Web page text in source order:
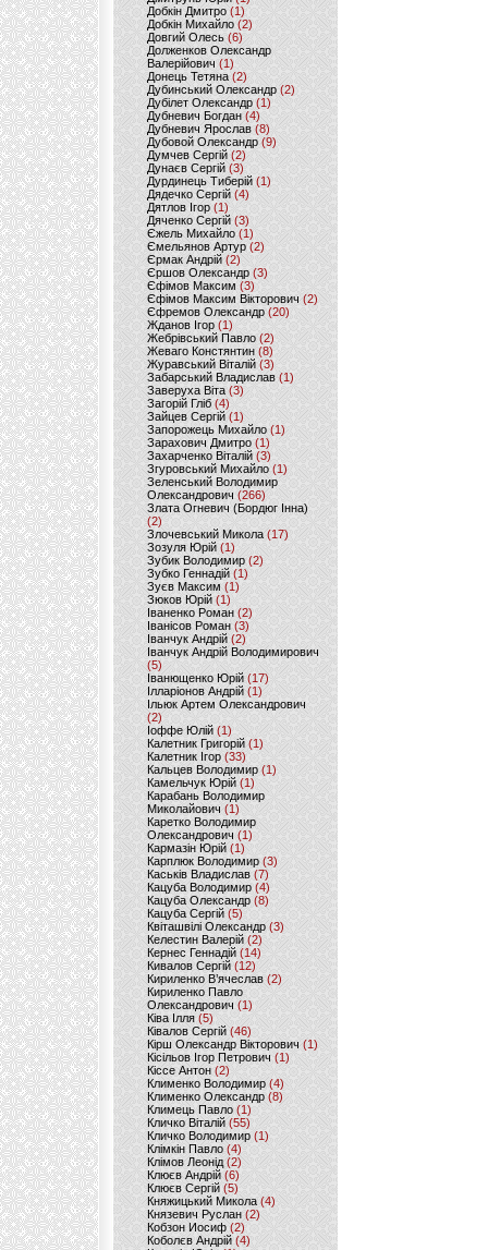
Добкін Дмитро(1)
Добкін Михайло (2)
Довгий Олесь (6)
Долженков Олександр
Валерійович (1)
Донець Тетяна (2)
Дубинський Олександр(2)
Дубілет Олександр (1)
Дубневич Богдан (4)
Дубневич Ярослав (8)
Дубовой Олександр(9)
Думчев Сергій (2)
Дунаєв Сергій(3)
Дурдинець Тиберій (1)
Дядечко Сергій (4)
Дятлов Ігор (1)
Дяченко Сергій (3)
Єжель Михайло (1)
Ємельянов Артур (2)
Єрмак Андрій (2)
Єршов Олександр (3)
Єфімов Максим (3)
Єфімов Максим Вікторович (2)
Єфремов Олександр (20)
Жданов Ігор (1)
Жебрівський Павло (2)
Жеваго Констянтин (8)
Журавський Віталій (3)
Забарський Владислав (1)
Заверуха Віта (3)
Загорій Гліб (4)
Зайцев Сергій(1)
Запорожець Михайло (1)
Зарахович Дмитро (1)
Захарченко Віталій (3)
Згуровський Михайло (1)
Зеленський Володимир
Олександрович (266)
Злата Огневич (Бордюг Інна)
(2)
Злочевський Микола(17)
Зозуля Юрій (1)
Зубик Володимир (2)
Зубко Геннадій (1)
Зуєв Максим(1)
Зюков Юрій (1)
Іваненко Роман (2)
Іванісов Роман (3)
Іванчук Андрій(2)
Іванчук Андрій Володимирович
(5)
Іванющенко Юрій (17)
Ілларіонов Андрій (1)
Ільюк Артем Олександрович
(2)
Іоффе Юлій (1)
Калетник Григорій(1)
Калетник Ігор (33)
Кальцев Володимир(1)
Камельчук Юрій (1)
Карабань Володимир
Миколайович (1)
Каретко Володимир
Олександрович (1)
Кармазін Юрій(1)
Карплюк Володимир(3)
Каськів Владислав (7)
Кацуба Володимир (4)
Кацуба Олександр (8)
Кацуба Сергій (5)
Квіташвілі Олександр(3)
Келестин Валерій(2)
Кернес Геннадій (14)
Кивалов Сергій (12)
Кириленко В’ячеслав (2)
Кириленко Павло
Олександрович (1)
Ківа Ілля (5)
Ківалов Сергій(46)
Кірш Олександр Вікторович (1)
Кісільов Ігор Петрович (1)
Кіссе Антон (2)
Клименко Володимир(4)
Клименко Олександр (8)
Климець Павло (1)
Кличко Віталій(55)
Кличко Володимир (1)
Клімкін Павло (4)
Клімов Леонід(2)
Клюєв Андрій(6)
Клюєв Сергій (5)
Княжицький Микола(4)
Князевич Руслан (2)
Кобзон Иосиф(2)
Коболєв Андрій (4)